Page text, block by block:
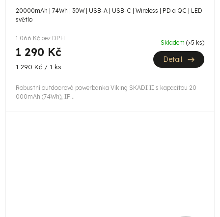
20000mAh | 74Wh | 30W | USB-A | USB-C | Wireless | PD a QC | LED
světlo
1 066 Kč bez DPH
1 290 Kč
Měrná
1 290 Kč / 1 ks
Skladem (>5 ks)
Detail
Robustní outdoorová powerbanka Viking SKADI II s kapacitou 20
000mAh (74Wh), IP...